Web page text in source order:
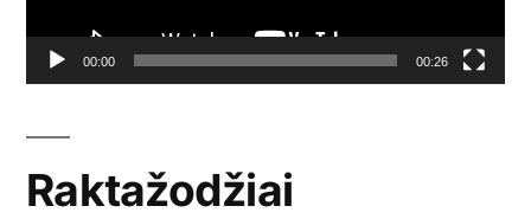
00:00 00:26
Raktažodžiai